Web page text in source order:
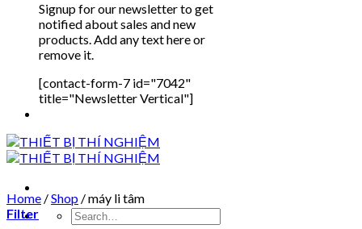
Signup for our newsletter to get
notified about sales and new
products. Add any text here or
remove it.
[contact-form-7 id="7042"
title="Newsletter Vertical"]
Search
Home /Shop /máy li tâm
Filter